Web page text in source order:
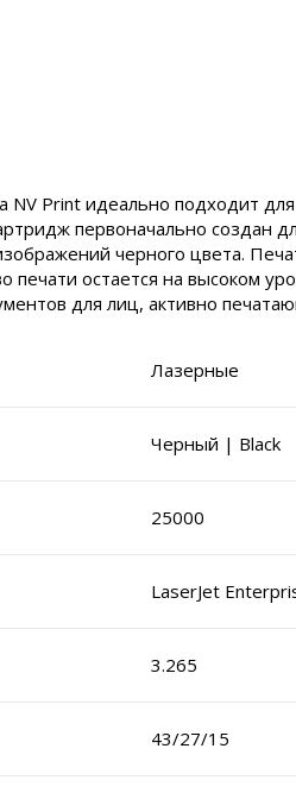
Print идеально подходит
первоначально создан
черного цвета.
печати остается на высоком
для лиц, активно
Лазерные
Черный | Black
25000
LaserJet
3.265
43/27/15